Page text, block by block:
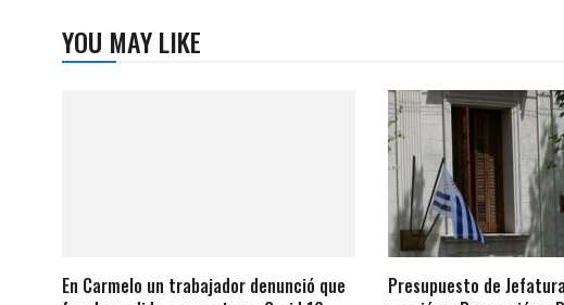
YOU MAY LIKE
En Carmelo un trabajador denunció que
Presupuesto de